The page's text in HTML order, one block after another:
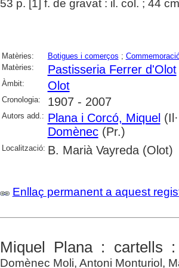
53 p. [1] f. de gravat : il. col. ; 44 cm
Matèries: Botigues i comerços ;
Matèries:
Pastisseria Ferrer d'Olot
Àmbit: Olot
Cronologia: 1907 - 2007
Autors add.: Plana i Corcó, Miquel
Domènec(Pr.)
Localització: B. Marià Vayreda (Olot)
Enllaç permanent a aquest
Miquel Plana : cartells :
Domènec Moli, Antoni Monturiol,